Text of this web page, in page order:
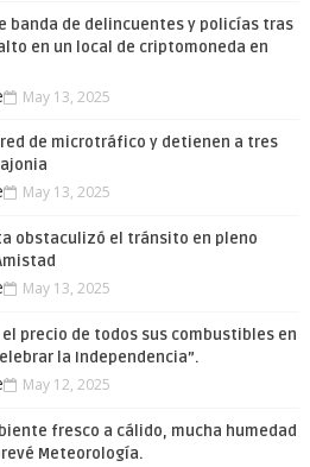
banda de delincuentes y policías tras
en un local de criptomoneda en
May 13, 2025
de microtráfico y detienen a tres
May 13, 2025
obstaculizó el tránsito en pleno
May 13, 2025
precio de todos sus combustibles en
la Independencia”.
May 12, 2025
fresco a cálido, mucha humedad
Meteorología.